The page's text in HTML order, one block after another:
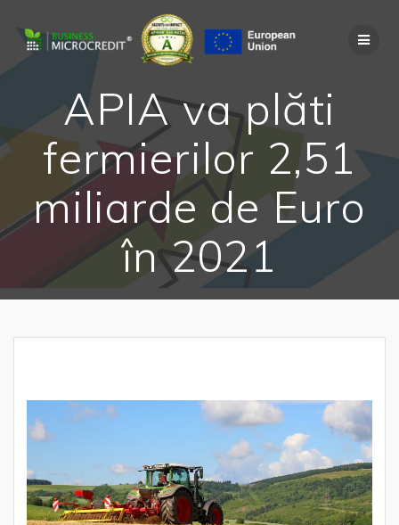
to
content
APIA va plăti
fermierilor 2,51
miliarde de Euro
în 2021